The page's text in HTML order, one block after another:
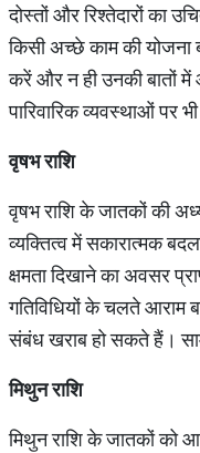
दोस्तों और रिश्तेदारों का
किसी अच्छे काम की
करें और न ही उनकी बातों
पारिवारिक व्यवस्थाओं पर
वृषभ राशि
वृषभ राशि के जातकों की
व्यक्तित्व में सकारात्मक
क्षमता दिखाने का अवसर
गतिविधियों के चलते आराम
संबंध खराब हो सकते हैं।
मिथुन राशि
मिथुन राशि के जातकों को